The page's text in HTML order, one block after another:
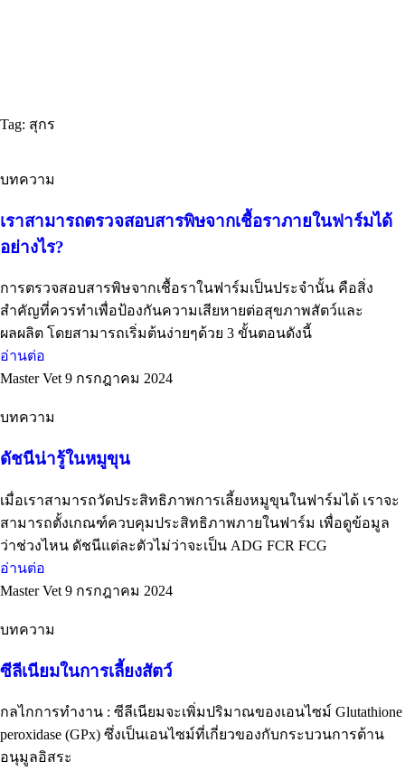
Tag: สุกร
บทความ
เราสามารถตรวจสอบสารพิษจากเชื้อราภายในฟาร์มได้
อย่างไร?
การตรวจสอบสารพิษจากเชื้อราในฟาร์มเป็นประจำนั้น คือสิ่ง
สำคัญที่ควรทำเพื่อป้องกันความเสียหายต่อสุขภาพสัตว์และ
ผลผลิต โดยสามารถเริ่มต้นง่ายๆด้วย 3 ขั้นตอนดังนี้
อ่านต่อ
Master Vet9 กรกฎาคม 2024
บทความ
ดัชนีน่ารู้ในหมูขุน
เมื่อเราสามารถวัดประสิทธิภาพการเลี้ยงหมูขุนในฟาร์มได้ เราจะ
สามารถตั้งเกณฑ์ควบคุมประสิทธิภาพภายในฟาร์ม เพื่อดูข้อมูล
ว่าช่วงไหน ดัชนีแต่ละตัวไม่ว่าจะเป็น ADG FCR FCG
อ่านต่อ
Master Vet 9 กรกฎาคม 2024
บทความ
ซีลีเนียมในการเลี้ยงสัตว์
กลไกการทำงาน : ซีลีเนียมจะเพิ่มปริมาณของเอนไซม์ Glutathione
peroxidase (GPx) ซึ่งเป็นเอนไซม์ที่เกี่ยวของกับกระบวนการต้าน
อนุมูลอิสระ